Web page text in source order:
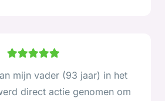
mijn vader (93 jaar) in het
direct actie genomen om